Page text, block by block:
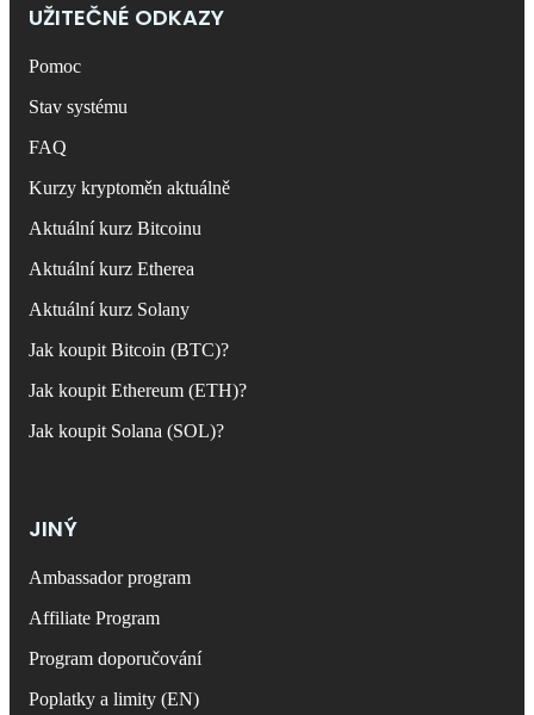
UŽITEČNÉ ODKAZY
Pomoc
Stav systému
FAQ
Kurzy kryptoměn aktuálně
Aktuální kurz Bitcoinu
Aktuální kurz Etherea
Aktuální kurz Solany
Jak koupit Bitcoin (BTC)?
Jak koupit Ethereum (ETH)?
Jak koupit Solana (SOL)?
JINÝ
Ambassador program
Affiliate Program
Program doporučování
Poplatky a limity (EN)